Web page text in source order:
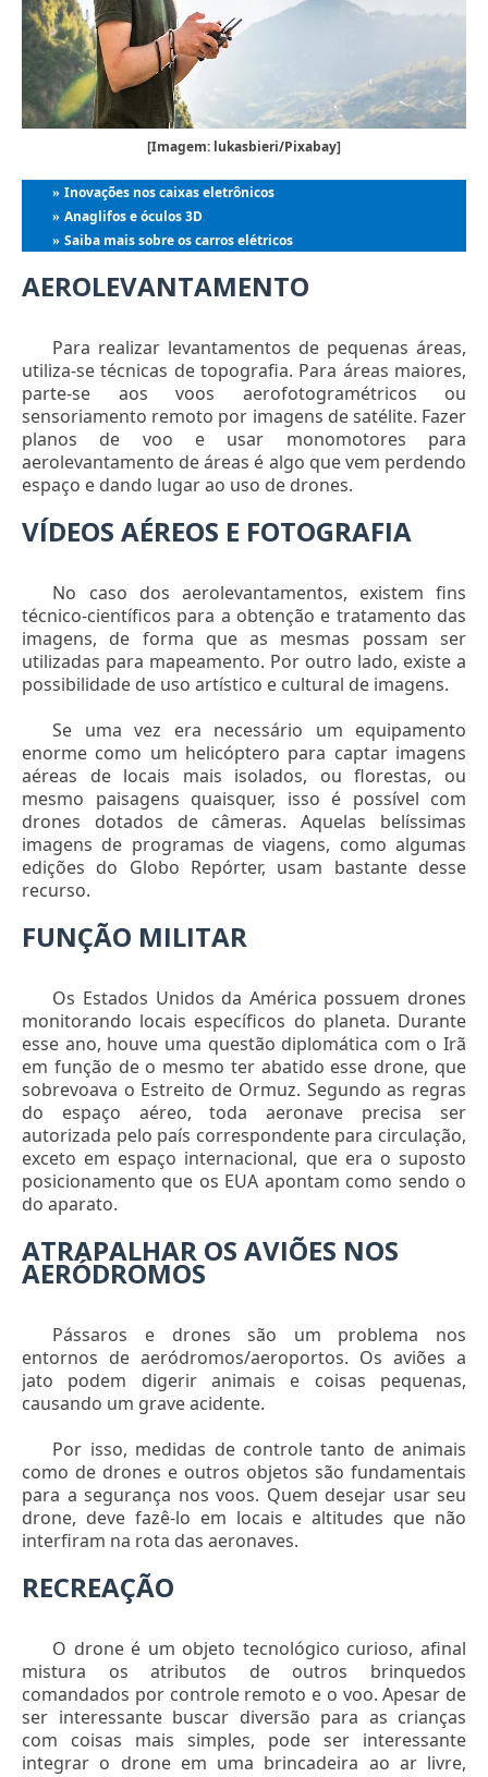
[Imagem: lukasbieri/Pixabay]
» Inovações nos caixas eletrônicos
» Anaglifos e óculos 3D
» Saiba mais sobre os carros elétricos
AEROLEVANTAMENTO
Para realizar levantamentos de pequenas áreas,
utiliza-se técnicas de topografia. Para áreas maiores,
parte-se aos voos aerofotogramétricos ou
sensoriamento remoto por imagens de satélite. Fazer
planos de voo e usar monomotores para
aerolevantamento de áreas é algo que vem perdendo
espaço e dando lugar ao uso de drones.
VÍDEOS AÉREOS E FOTOGRAFIA
No caso dos aerolevantamentos, existem fins
técnico-científicos para a obtenção e tratamento das
imagens, de forma que as mesmas possam ser
utilizadas para mapeamento. Por outro lado, existe a
possibilidade de uso artístico e cultural de imagens.
Se uma vez era necessário um equipamento
enorme como um helicóptero para captar imagens
aéreas de locais mais isolados, ou florestas, ou
mesmo paisagens quaisquer, isso é possível com
drones dotados de câmeras. Aquelas belíssimas
imagens de programas de viagens, como algumas
edições do Globo Repórter, usam bastante desse
recurso.
FUNÇÃO MILITAR
Os Estados Unidos da América possuem drones
monitorando locais específicos do planeta. Durante
esse ano, houve uma questão diplomática com o Irã
em função de o mesmo ter abatido esse drone, que
sobrevoava o Estreito de Ormuz. Segundo as regras
do espaço aéreo, toda aeronave precisa ser
autorizada pelo país correspondente para circulação,
exceto em espaço internacional, que era o suposto
posicionamento que os EUA apontam como sendo o
do aparato.
ATRAPALHAR OS AVIÕES NOS
AERÓDROMOS
Pássaros e drones são um problema nos
entornos de aeródromos/aeroportos. Os aviões a
jato podem digerir animais e coisas pequenas,
causando um grave acidente.
Por isso, medidas de controle tanto de animais
como de drones e outros objetos são fundamentais
para a segurança nos voos. Quem desejar usar seu
drone, deve fazê-lo em locais e altitudes que não
interfiram na rota das aeronaves.
RECREAÇÃO
O drone é um objeto tecnológico curioso, afinal
mistura os atributos de outros brinquedos
comandados por controle remoto e o voo. Apesar de
ser interessante buscar diversão para as crianças
com coisas mais simples, pode ser interessante
integrar o drone em uma brincadeira ao ar livre,